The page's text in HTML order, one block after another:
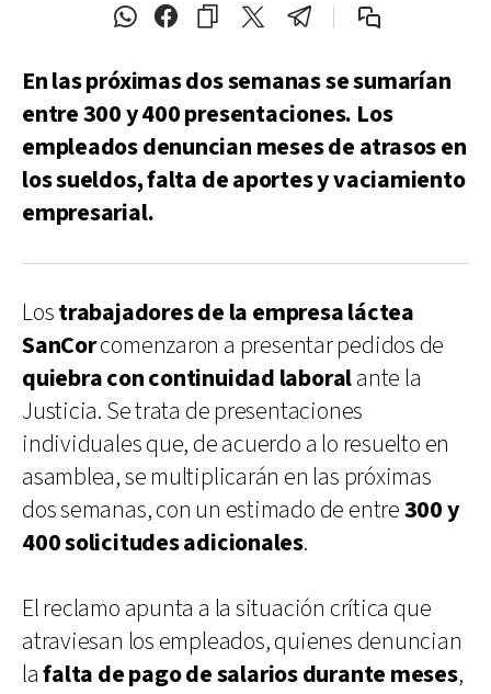
En las próximas dos semanas se sumarían
entre 300 y 400 presentaciones. Los
empleados denuncian meses de atrasos en
los sueldos, falta de aportes y vaciamiento
empresarial.
Lostrabajadores de la empresa láctea
SanCorcomenzaron a presentar pedidos de
quiebra con continuidad laboralante la
Justicia. Se trata de presentaciones
individuales que, de acuerdo a lo resuelto en
asamblea, se multiplicarán en las próximas
dos semanas, con un estimado de entre300 y
400 solicitudes adicionales.
El reclamo apunta a la situación crítica que
atraviesan los empleados, quienes denuncian
lafalta de pago de salarios durante meses,